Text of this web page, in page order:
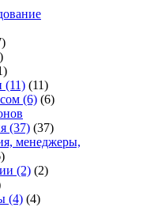
(11) (11)
(6) (6)
(37) (37)
менеджеры,
(2) (2)
(4) (4)